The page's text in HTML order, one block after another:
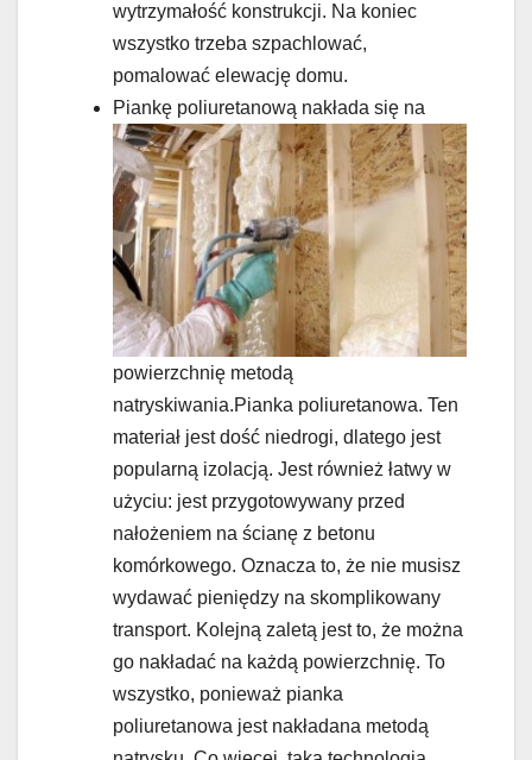
wytrzymałość konstrukcji. Na koniec
wszystko trzeba szpachlować,
pomalować elewację domu.
Piankę poliuretanową nakłada się na
powierzchnię metodą
natryskiwania.Pianka poliuretanowa. Ten
materiał jest dość niedrogi, dlatego jest
popularną izolacją. Jest również łatwy w
użyciu: jest przygotowywany przed
nałożeniem na ścianę z betonu
komórkowego. Oznacza to, że nie musisz
wydawać pieniędzy na skomplikowany
transport. Kolejną zaletą jest to, że można
go nakładać na każdą powierzchnię. To
wszystko, ponieważ pianka
poliuretanowa jest nakładana metodą